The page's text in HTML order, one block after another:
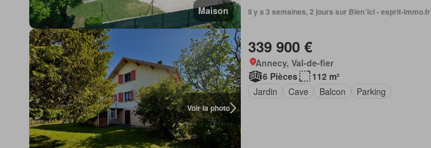
Maison Il y a 3 semaines, 2 jours sur Bien´ici - esprit-immo.fr
Voir la photo
339 900 €
Annecy, Val-de-fier
6 Pièces
112 m²
Jardin
Cave Balcon Parking